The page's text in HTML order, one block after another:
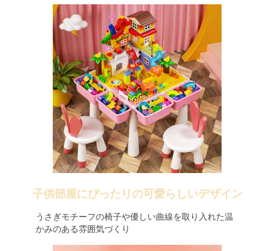
子供部屋にぴったりの可愛らしいデザイン
うさぎモチーフの椅子や優しい曲線を取り入れた温
かみのある雰囲気づくり